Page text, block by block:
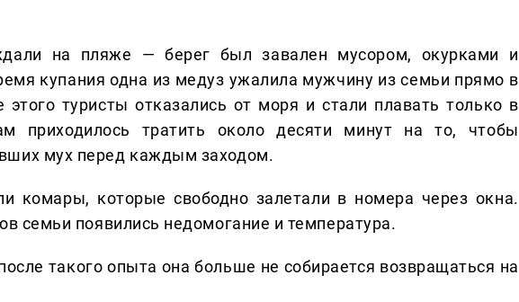
на пляже — берег был завален мусором, окурками и
купания одна из медуз ужалила мужчину из семьи прямо в
туристы отказались от моря и стали плавать только в
приходилось тратить около десяти минут на то, чтобы
мух перед каждым заходом.
комары, которые свободно залетали в номера через окна.
семьи появились недомогание и температура.
такого опыта она больше не собирается возвращаться на